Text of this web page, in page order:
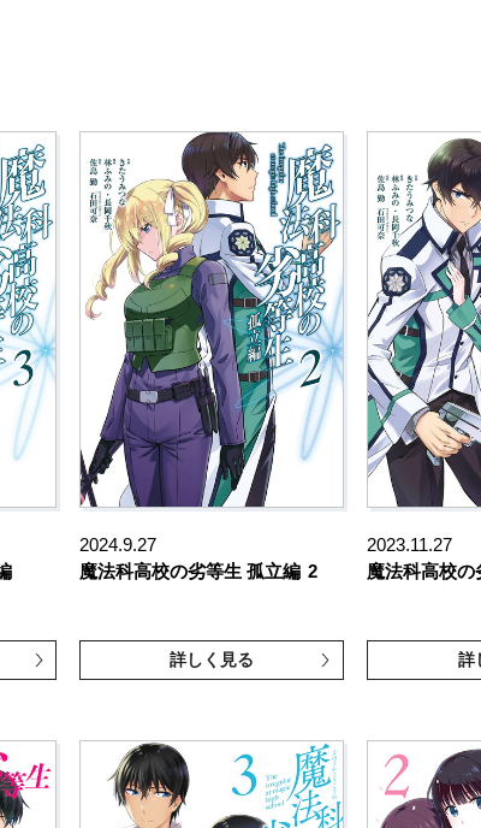
2024.9.27
魔法科高校の劣等生 孤立編 2
詳しく見る
2023.11.27
魔法科高校
詳